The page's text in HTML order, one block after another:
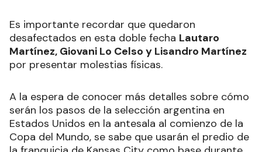
Es importante recordar que quedaron
desafectados en esta doble fecha Lautaro
Martínez, Giovani Lo Celso y Lisandro Martínez
por presentar molestias físicas.
A la espera de conocer más detalles sobre cómo
serán los pasos de la selección argentina en
Estados Unidos en la antesala al comienzo de la
Copa del Mundo, se sabe que usarán el predio de